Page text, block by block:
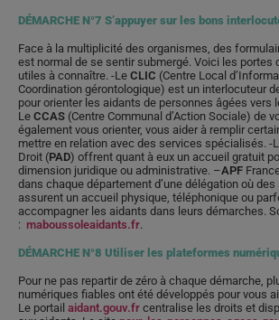
DÉMARCHE N°7 S’appuyer sur les bons
Face à la multiplicité des organismes, des
est normal de se sentir submergé. Voici les portes
utiles à connaître. -Le CLIC (Centre Local
Coordination gérontologique) est un interlocuteur
pour orienter les aidants de personnes âgées vers
Le CCAS (Centre Communal d’Action Sociale) de
également vous orienter, vous aider à remplir
mettre en relation avec des services spécialisés. -
Droit (PAD) offrent quant à eux un accueil gratuit
dimension juridique ou administrative. –APF
dans chaque département d’une délégation où
assurent un accueil physique, téléphonique ou
accompagner les aidants dans leurs démarches.
: maboussoleaidants.fr.
DÉMARCHE N°8 Utiliser les plateformes
Pour ne pas repartir de zéro à chaque démarche,
numériques fiables ont été développés pour vous
Le portail aidant.gouv.fr centralise les droits et